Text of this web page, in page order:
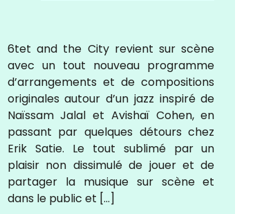
6tet and the City revient sur scène
avec un tout nouveau programme
d’arrangements et de compositions
originales autour d’un jazz inspiré de
Naïssam Jalal et Avishaï Cohen, en
passant par quelques détours chez
Erik Satie. Le tout sublimé par un
plaisir non dissimulé de jouer et de
partager la musique sur scène et
dans le public et […]